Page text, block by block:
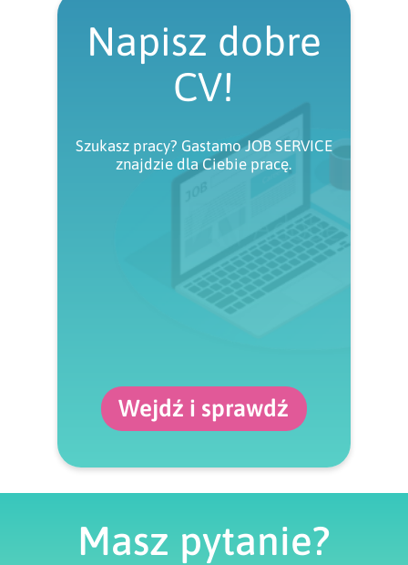
Napisz dobre
CV!
Szukasz pracy? Gastamo JOB SERVICE
znajdzie dla Ciebie pracę.
Wejdź i sprawdź
Masz pytanie?